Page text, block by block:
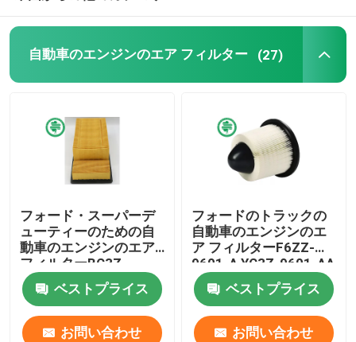
オートバイ フィルター
自動車のエンジンのエア フィルター (27)
フォード・スーパーデ
ューティーのための自
動車のエンジンのエア
フィルターBC3Z-
9601A
ベストプライス
お問い合わせ
フォードのトラックの
自動車のエンジンのエ
ア フィルターF6ZZ-
9601-A YC3Z-9601-AA
ベストプライス
お問い合わせ